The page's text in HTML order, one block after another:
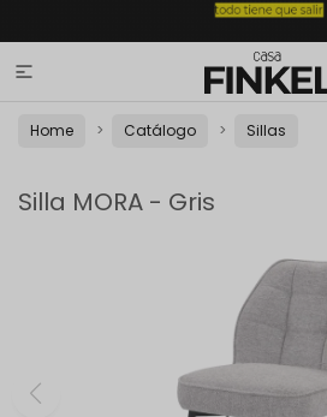

Home Catálogo Sillas
Silla MORA - Gris